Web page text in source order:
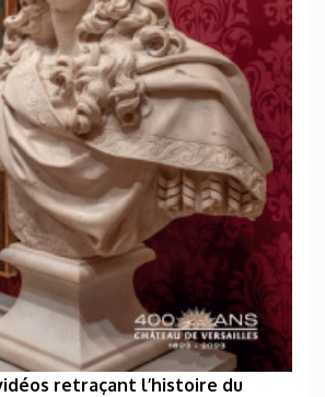
retraçant l’histoire du